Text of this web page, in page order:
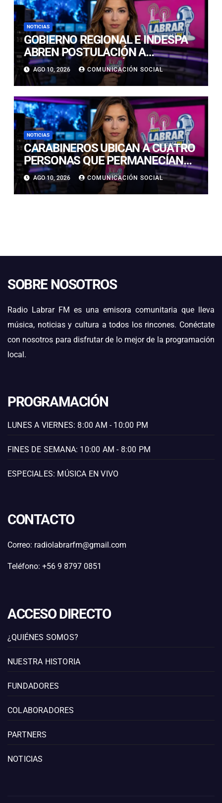
NOTICIAS
GOBIERNO REGIONAL E INDESPA
ABREN POSTULACIÓN A
CONCURSO POR MÁS DE $385
MILLONES PARA FORTALECER LA
PESCA ARTESANAL
AGO 10, 2026 COMUNICACIÓN SOCIAL
NOTICIAS
CARABINEROS UBICAN A CUATRO
PERSONAS QUE PERMANECÍAN
AISLADAS EN SECTOR
PRECORDILLERANO DE VALLENAR
AGO 10, 2026 COMUNICACIÓN SOCIAL
SOBRE NOSOTROS
Radio Labrar FM es una emisora comunitaria que lleva
música, noticias y cultura a todos los rincones. Conéctate
con nosotros para disfrutar de lo mejor de la programación
local.
PROGRAMACIÓN
LUNES A VIERNES: 8:00 AM - 10:00 PM
FINES DE SEMANA: 10:00 AM - 8:00 PM
ESPECIALES: MÚSICA EN VIVO
CONTACTO
Correo: radiolabrarfm@gmail.com
Teléfono: +56 9 8797 0851
ACCESO DIRECTO
¿QUIÉNES SOMOS?
NUESTRA HISTORIA
FUNDADORES
COLABORADORES
PARTNERS
NOTICIAS